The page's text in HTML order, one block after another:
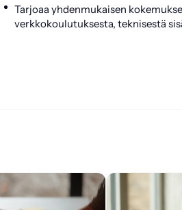
Tarjoaa yhdenmukaisen
verkkokoulutuksesta, teknisestä